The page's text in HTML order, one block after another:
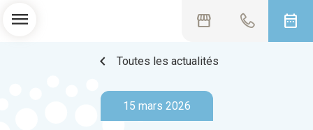
storefront date_range
menu
chevron_left Toutes les actualités
15 mars 2026